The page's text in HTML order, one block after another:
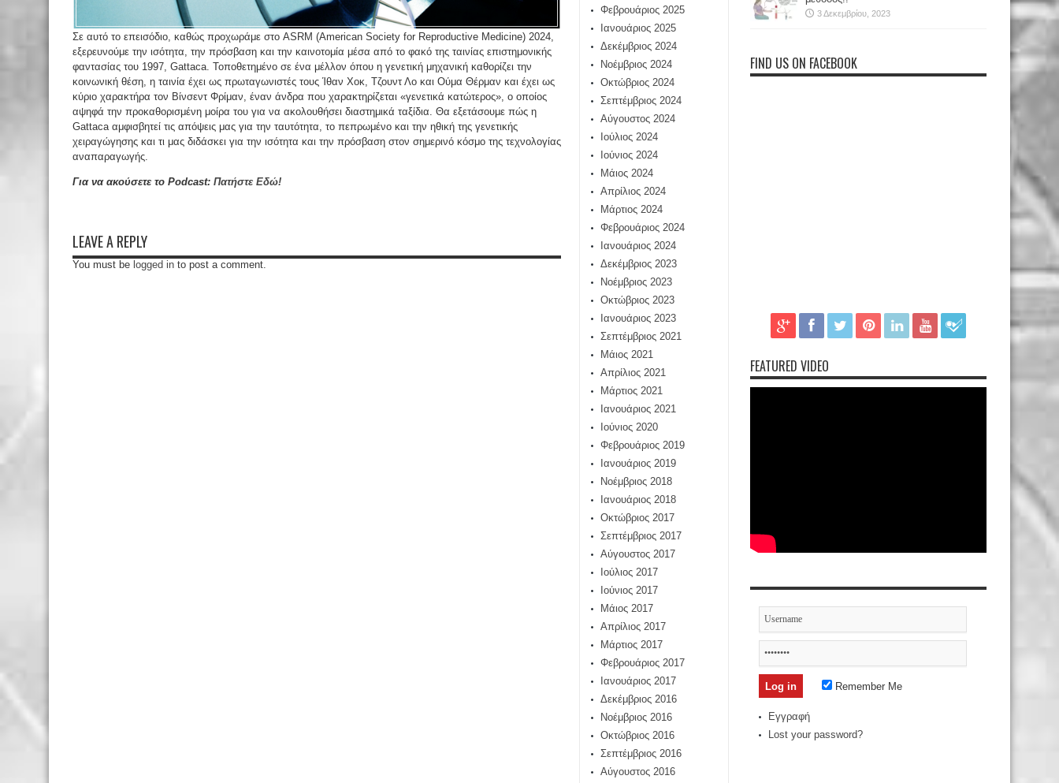
Σε αυτό το επεισόδιο, καθώς προχωράμε στο ASRM (American Society for Reproductive Medicine) 2024,
εξερευνούμε την ισότητα, την πρόσβαση και την καινοτομία μέσα από το φακό της ταινίας επιστημονικής
φαντασίας του 1997, Gattaca. Τοποθετημένο σε ένα μέλλον όπου η γενετική μηχανική καθορίζει την
κοινωνική θέση, η ταινία έχει ως πρωταγωνιστές τους Ίθαν Χοκ, Τζουντ Λο και Ούμα Θέρμαν και έχει ως
κύριο χαρακτήρα τον Βίνσεντ Φρίμαν, έναν άνδρα που χαρακτηρίζεται «γενετικά κατώτερος», ο οποίος
αψηφά την προκαθορισμένη μοίρα του για να ακολουθήσει διαστημικά ταξίδια. Θα εξετάσουμε πώς η
Gattaca αμφισβητεί τις απόψεις μας για την ταυτότητα, το πεπρωμένο και την ηθική της γενετικής
χειραγώγησης και τι μας διδάσκει για την ισότητα και την πρόσβαση στον σημερινό κόσμο της τεχνολογίας
αναπαραγωγής.
Για να ακούσετε το Podcast: Πατήστε Εδώ!
LEAVE A REPLY
You must be logged in to post a comment.
Φεβρουάριος 2025
Ιανουάριος 2025
Δεκέμβριος 2024
Νοέμβριος 2024
Οκτώβριος 2024
Σεπτέμβριος 2024
Αύγουστος 2024
Ιούλιος 2024
Ιούνιος 2024
Μάιος 2024
Απρίλιος 2024
Μάρτιος 2024
Φεβρουάριος 2024
Ιανουάριος 2024
Δεκέμβριος 2023
Νοέμβριος 2023
Οκτώβριος 2023
Ιανουάριος 2023
Σεπτέμβριος 2021
Μάιος 2021
Απρίλιος 2021
Μάρτιος 2021
Ιανουάριος 2021
Ιούνιος 2020
Φεβρουάριος 2019
Ιανουάριος 2019
Νοέμβριος 2018
Ιανουάριος 2018
Οκτώβριος 2017
Σεπτέμβριος 2017
Αύγουστος 2017
Ιούλιος 2017
Ιούνιος 2017
Μάιος 2017
Απρίλιος 2017
Μάρτιος 2017
Φεβρουάριος 2017
Ιανουάριος 2017
Δεκέμβριος 2016
Νοέμβριος 2016
Οκτώβριος 2016
Σεπτέμβριος 2016
Αύγουστος 2016
3 Δεκεμβρίου, 2023
FIND US ON FACEBOOK
FEATURED VIDEO
Remember Me
Εγγραφή
Lost your password?